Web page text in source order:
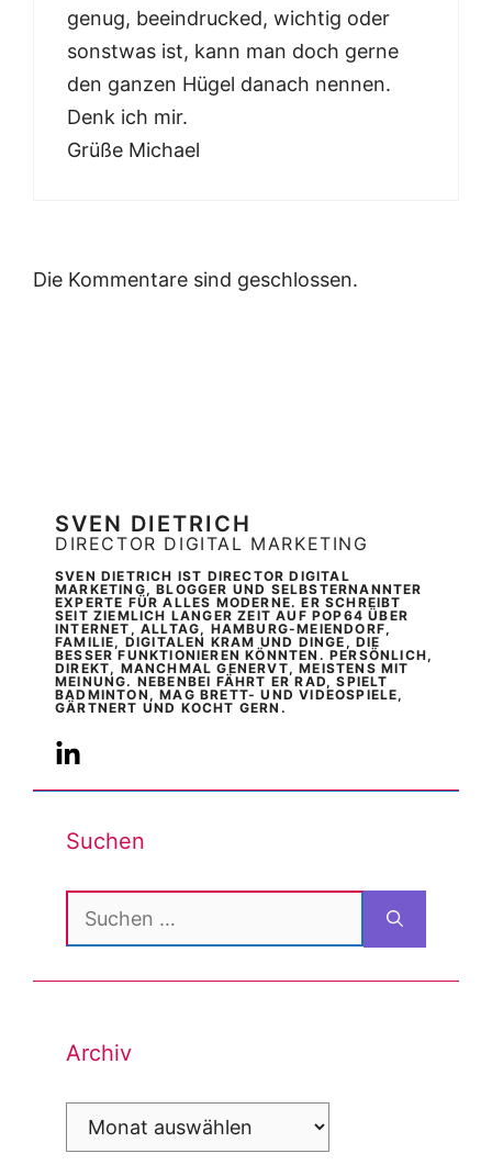
genug, beeindrucked, wichtig oder
sonstwas ist, kann man doch gerne
den ganzen Hügel danach nennen.
Denk ich mir.
Grüße Michael
Die Kommentare sind geschlossen.
SVEN DIETRICH
DIRECTOR DIGITAL MARKETING
SVEN DIETRICH IST DIRECTOR DIGITAL
MARKETING, BLOGGER UND SELBSTERNANNTER
EXPERTE FÜR ALLES MODERNE. ER SCHREIBT
SEIT ZIEMLICH LANGER ZEIT AUF POP64 ÜBER
INTERNET, ALLTAG, HAMBURG-MEIENDORF,
FAMILIE, DIGITALEN KRAM UND DINGE, DIE
BESSER FUNKTIONIEREN KÖNNTEN. PERSÖNLICH,
DIREKT, MANCHMAL GENERVT, MEISTENS MIT
MEINUNG. NEBENBEI FÄHRT ER RAD, SPIELT
BADMINTON, MAG BRETT- UND VIDEOSPIELE,
GÄRTNERT UND KOCHT GERN.
Suchen
Suchen
nach:
Archiv
Archiv